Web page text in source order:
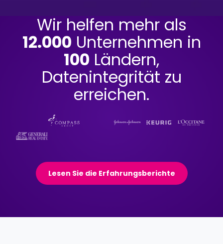
Wir helfen mehr als
12.000 Unternehmen in
100 Ländern,
Datenintegrität zu
erreichen.
Lesen Sie die Erfahrungsberichte